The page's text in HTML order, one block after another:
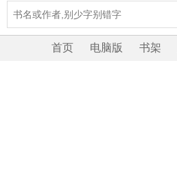
首页 电脑版 书架